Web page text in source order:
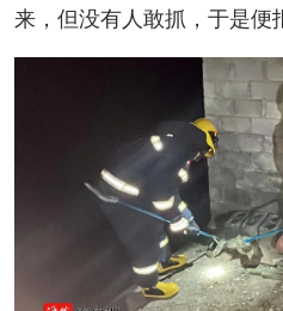
来，但没有人敢抓，于是便